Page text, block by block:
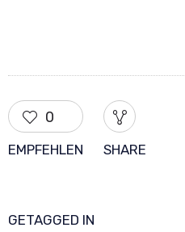
0
EMPFEHLEN SHARE
GETAGGED IN